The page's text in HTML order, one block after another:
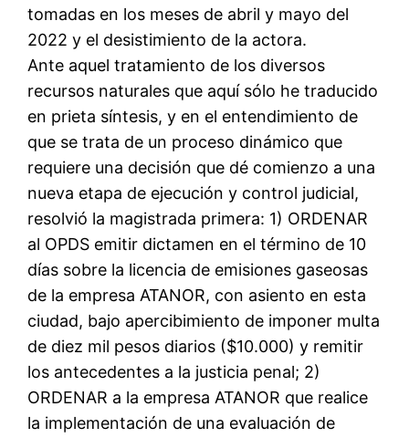
tomadas en los meses de abril y mayo del
2022 y el desistimiento de la actora.
Ante aquel tratamiento de los diversos
recursos naturales que aquí sólo he traducido
en prieta síntesis, y en el entendimiento de
que se trata de un proceso dinámico que
requiere una decisión que dé comienzo a una
nueva etapa de ejecución y control judicial,
resolvió la magistrada primera: 1) ORDENAR
al OPDS emitir dictamen en el término de 10
días sobre la licencia de emisiones gaseosas
de la empresa ATANOR, con asiento en esta
ciudad, bajo apercibimiento de imponer multa
de diez mil pesos diarios ($10.000) y remitir
los antecedentes a la justicia penal; 2)
ORDENAR a la empresa ATANOR que realice
la implementación de una evaluación de